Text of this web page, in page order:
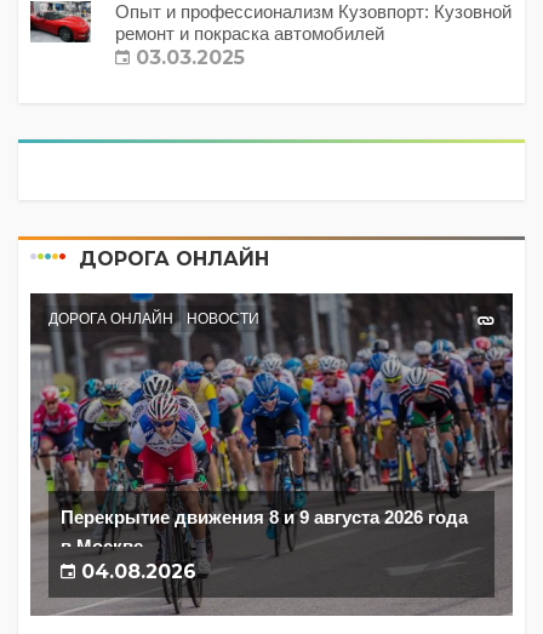
Опыт и профессионализм Кузовпорт: Кузовной
ремонт и покраска автомобилей
03.03.2025
ДОРОГА ОНЛАЙН
ДОРОГА ОНЛАЙН НОВОСТИ
Перекрытие движения 8 и 9 августа 2026 года
в Москве
04.08.2026